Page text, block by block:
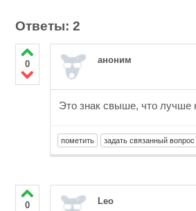
Ответы: 2
0 аноним
Это знак свыше, что лучше
0 Leo